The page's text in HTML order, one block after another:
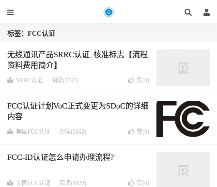
标签：FCC认证
无线通讯产品SRRC认证_核准标志【流程
资料费用简介】
SRRC认证 阅读(1747) 赞(0)
FCC认证计划VoC正式变更为SDoC的详细
内容
美国FCC认证 阅读(2662) 赞(0)
FCC-ID认证怎么申请办理流程?
美国FCC认证 阅读(1922) 赞(0)